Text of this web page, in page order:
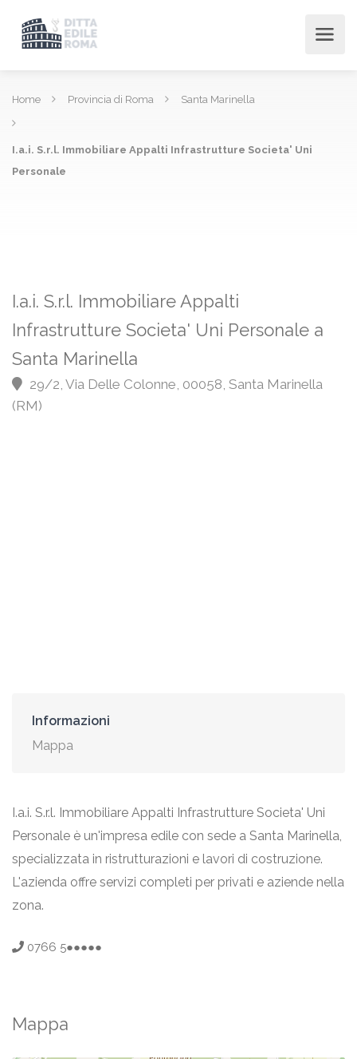
Home Provincia di Roma Santa Marinella
I.a.i. S.r.l. Immobiliare Appalti Infrastrutture Societa' Uni
Personale
I.a.i. S.r.l. Immobiliare Appalti
Infrastrutture Societa' Uni Personale a
Santa Marinella
29/2, Via Delle Colonne, 00058, Santa Marinella
(RM)
Informazioni
Mappa
I.a.i. S.r.l. Immobiliare Appalti Infrastrutture Societa' Uni
Personale è un'impresa edile con sede a Santa Marinella,
specializzata in ristrutturazioni e lavori di costruzione.
L'azienda offre servizi completi per privati e aziende nella
zona.
0766 5●●●●●
Mappa